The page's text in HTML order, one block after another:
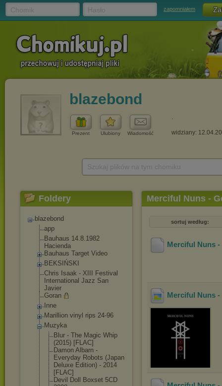
zapomniałem
blazebond
Prezent Ulubiony Wiadomość
.
widziany:
Foldery
blazebond
app
Bauhaus 14.8.1982
Hacienda
Bauhaus Target Video
BEKSIŃSKI
Chris Isaak - XIII Festival
International Jazz San
Javier
Goran
Inne
Marillion vinyl rips 24-96
Muzyka
Blur - The Magic Whip
(2015) [FLAC]
Damon Albarn -
Everyday Robots (Japan
Deluxe Edition) - 2014
[FLAC]
Devil Doll Boxset 5CD
Merciful Nuns -
sortuj według:
Merciful Nuns -
Merciful Nuns -